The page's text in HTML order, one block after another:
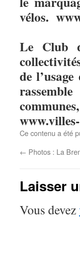
vélos.
Le Club
de
Ce contenu a été
← Photos : La
Laisser
Vous devez